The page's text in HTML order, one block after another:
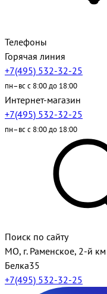
Телефоны
Горячая линия
+7(495) 532-32-25
пн–вс с 8:00 до 18:00
Интернет-магазин
+7(495) 532-32-25
пн–вс с 8:00 до 18:00
Поиск по сайту
МО, г. Раменское, 2-й
Белка35
+7(495) 532-32-25